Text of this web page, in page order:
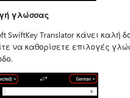
γλώσσας
SwiftKey Translator κάνει καλή
να καθορίσετε επιλογές